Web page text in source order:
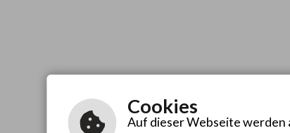
Cookies
Auf dieser Webseite werden